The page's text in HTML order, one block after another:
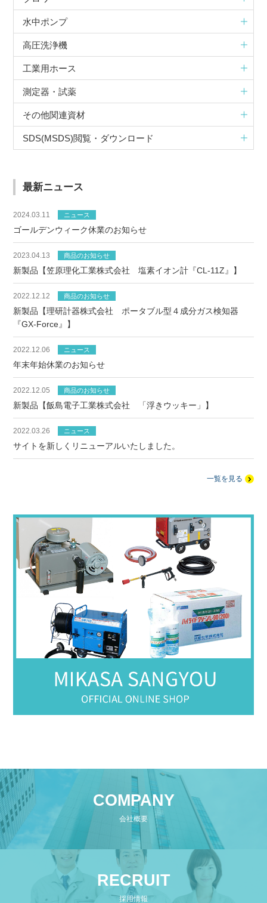
水中ポンプ
高圧洗浄機
工業用ホース
測定器・試薬
その他関連資材
SDS(MSDS)閲覧・ダウンロード
最新ニュース
2024.03.11 ニュース
ゴールデンウィーク休業のお知らせ
2023.04.13 商品のお知らせ
新製品【笠原理化工業株式会社 塩素イオン計『CL-11Z』】
2022.12.12 商品のお知らせ
新製品【理研計器株式会社 ポータブル型４成分ガス検知器
『GX-Force』】
2022.12.06 ニュース
年末年始休業のお知らせ
2022.12.05 商品のお知らせ
新製品【飯島電子工業株式会社 「浮きウッキー」】
2022.03.26 ニュース
サイトを新しくリニューアルいたしました。
一覧を見る
COMPANY
会社概要
RECRUIT
採用情報